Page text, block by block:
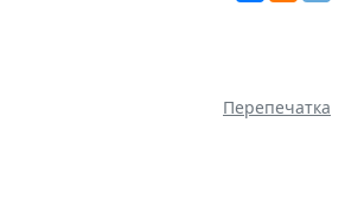
Перепечатка